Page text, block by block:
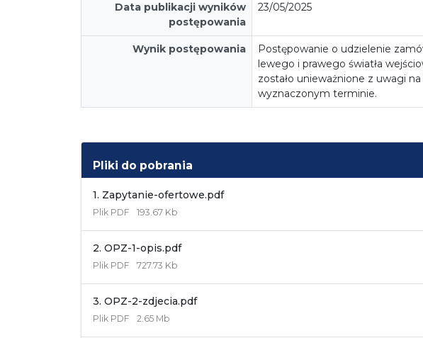
Data publikacji wyników
postępowania
23/05/2025
Wynik postępowania
Postępowanie o udzielenie
lewego i prawego światła
zostało unieważnione z uwagi
wyznaczonym terminie.
Pliki do pobrania
1. Zapytanie-ofertowe.pdf
Plik PDF 193.67 Kb
2. OPZ-1-opis.pdf
Plik PDF 727.73 Kb
3. OPZ-2-zdjecia.pdf
Plik PDF 2.65 Mb